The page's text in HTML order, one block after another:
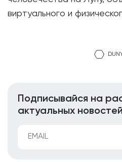
виртуального и
Подписывайся на
актуальных новостей